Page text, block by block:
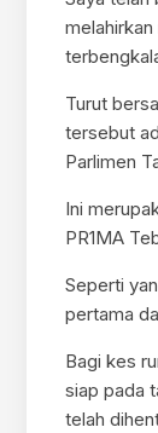
Turut
tersebut
Parlimen
Ini
PR1MA
Seperti
pertama
Bagi kes
siap pada
telah